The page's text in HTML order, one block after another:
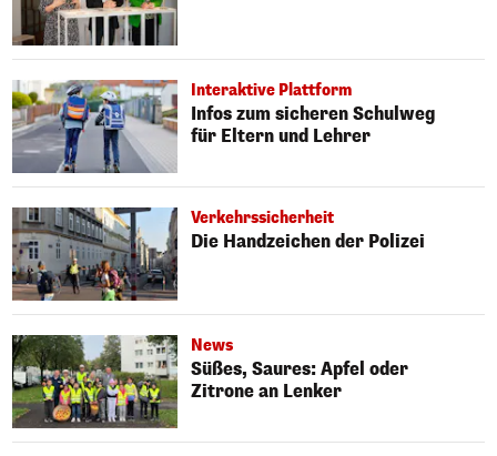
Interaktive Plattform
Infos zum sicheren Schulweg
für Eltern und Lehrer
Verkehrssicherheit
Die Handzeichen der Polizei
News
Süßes, Saures: Apfel oder
Zitrone an Lenker